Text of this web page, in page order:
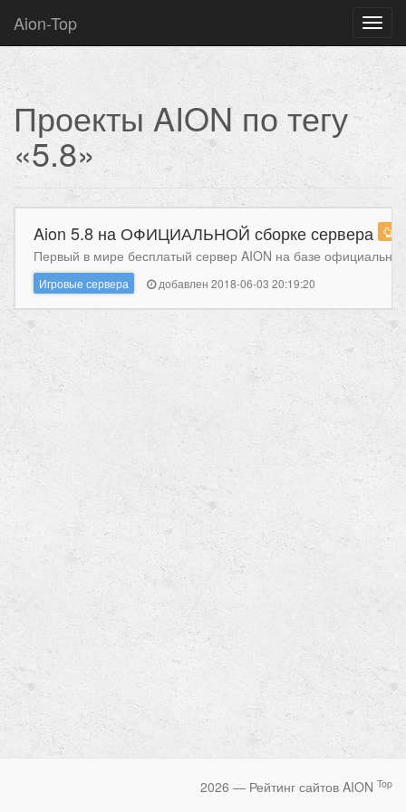
Aion-Top
Проекты AION по тегу
«5.8»
Aion 5.8 на ОФИЦИАЛЬНОЙ сборке сервера
Первый в мире бесплатый сервер AION на базе
Игровые сервера добавлен 2018-06-03 20:19:20
2026 — Рейтинг сайтов AION Top